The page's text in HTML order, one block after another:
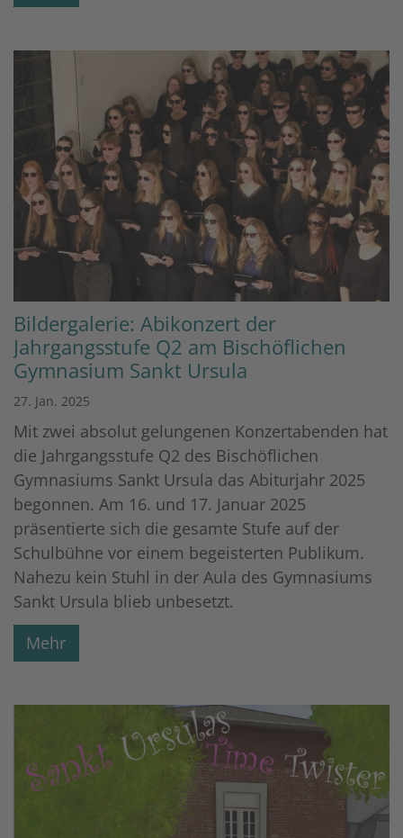
Bildergalerie: Abikonzert der
Jahrgangsstufe Q2 am Bischöflichen
Gymnasium Sankt Ursula
27. Jan. 2025
Mit zwei absolut gelungenen Konzertabenden hat
die Jahrgangsstufe Q2 des Bischöflichen
Gymnasiums Sankt Ursula das Abiturjahr 2025
begonnen. Am 16. und 17. Januar 2025
präsentierte sich die gesamte Stufe auf der
Schulbühne vor einem begeisterten Publikum.
Nahezu kein Stuhl in der Aula des Gymnasiums
Sankt Ursula blieb unbesetzt.
Mehr